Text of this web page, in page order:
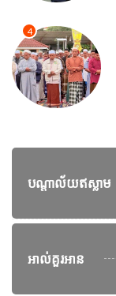
4
បណ្តាល័យឥស្លាម
អាល់គួរអាន